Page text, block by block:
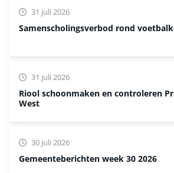
Samenscholingsverbod rond
31 juli 2026
Riool schoonmaken en controleren
West
31 juli 2026
Gemeenteberichten week 30 2026
30 juli 2026